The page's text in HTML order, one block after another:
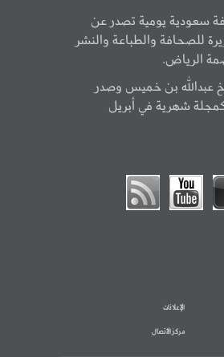
سعودية يومية تصدر عن
للصحافة والطباعة والنشر
الرياض.
عبدالله بن خميس وصدر
شهرية في أبريل
الإعلانات
مركز الاتصال